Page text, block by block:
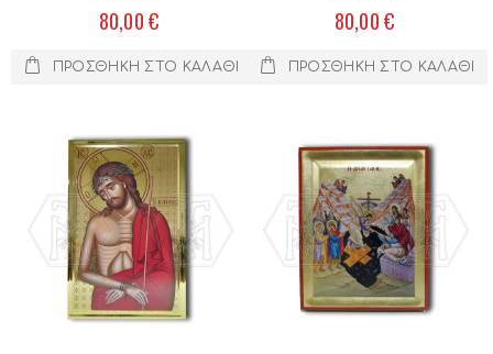
80,00 €
ΠΡΟΣΘΉΚΗ ΣΤΟ ΚΑΛΆΘΙ
80,00 €
ΠΡΟΣΘΉΚΗ ΣΤΟ ΚΑΛΆΘΙ